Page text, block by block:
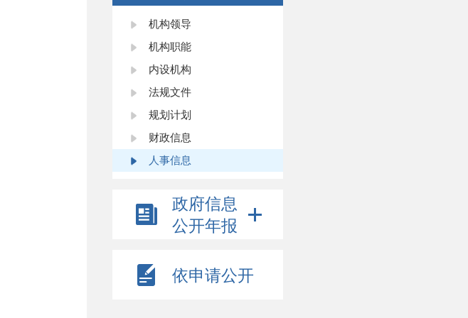
机构领导
机构职能
内设机构
法规文件
规划计划
财政信息
人事信息
政府信息
公开年报
依申请公开